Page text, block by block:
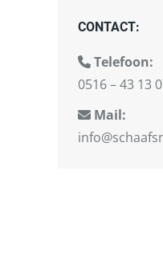
CONTACT:
Telefoon:
0516 – 43 13
Mail: